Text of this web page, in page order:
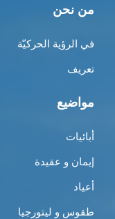
من نحن
في الرؤية الحركيّة
تعريف
مواضيع
أبائيات
إيمان و عقيدة
أعياد
طقوس و ليتورجيا